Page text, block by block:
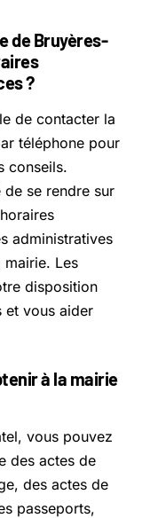
de Bruyères-
?
de contacter la
téléphone pour
conseils.
se rendre sur
administratives
Les
disposition
et vous aider
à la mairie
vous pouvez
des actes de
des actes de
passeports,